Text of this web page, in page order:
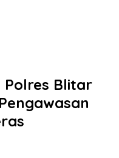
Polres Blitar